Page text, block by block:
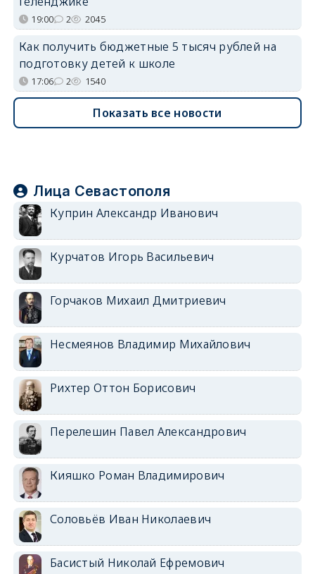
19:00 2 2045
Как получить бюджетные 5 тысяч рублей на
подготовку детей к школе
17:06 2 1540
Показать все новости
Лица Севастополя
Куприн Александр Иванович
Курчатов Игорь Васильевич
Горчаков Михаил Дмитриевич
Несмеянов Владимир Михайлович
Рихтер Оттон Борисович
Перелешин Павел Александрович
Кияшко Роман Владимирович
Соловьёв Иван Николаевич
Басистый Николай Ефремович